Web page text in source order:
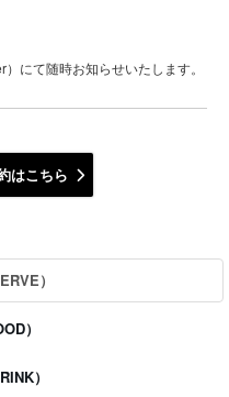
にて随時お知らせいたします。
はこちら
）
）
）